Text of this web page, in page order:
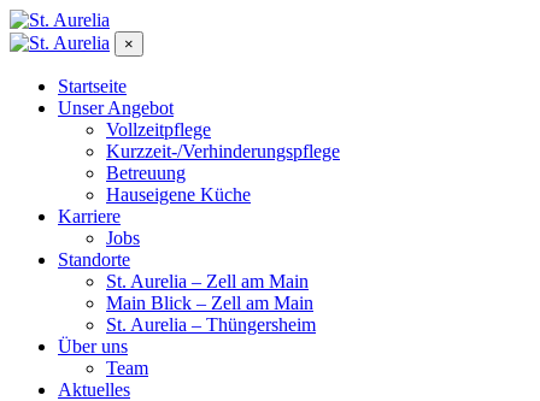
×
Startseite
Unser Angebot
Vollzeitpflege
Kurzzeit-/Verhinderungspflege
Betreuung
Hauseigene Küche
Karriere
Jobs
Standorte
St. Aurelia – Zell am Main
Main Blick – Zell am Main
St. Aurelia – Thüngersheim
Über uns
Team
Aktuelles